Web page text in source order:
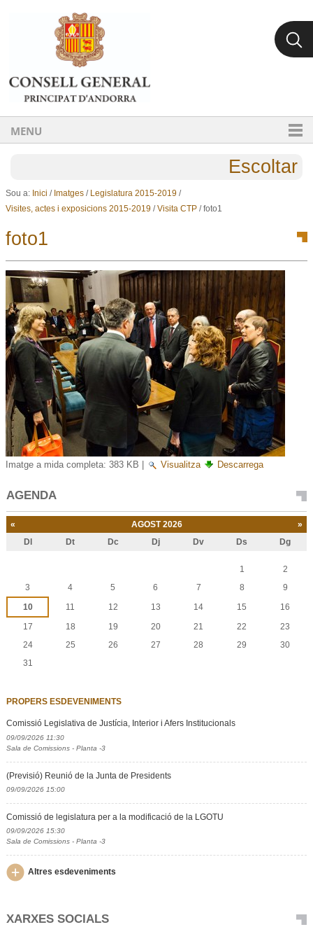
Ves al contingut.
Salta a la navegació
MENU
Escoltar
Sou a: Inici / Imatges / Legislatura 2015-2019 /
Visites, actes i exposicions 2015-2019 /Visita CTP /foto1
foto1
Imatge a mida completa: 383 KB Visualitza Descarrega
AGENDA
« AGOST 2026 »
Dl Dt Dc Dj Dv Ds Dg
1
2
3
4 5 6 7 8
9
10
11 12 13 14 15
16
17
18 19 20 21 22
23
24
25 26 27 28 29
30
31
PROPERS ESDEVENIMENTS
Comissió Legislativa de Justícia, Interior i Afers Institucionals
09/09/2026 11:30
Sala de Comissions - Planta -3
(Previsió) Reunió de la Junta de Presidents
09/09/2026 15:00
Comissió de legislatura per a la modificació de la LGOTU
09/09/2026 15:30
Sala de Comissions - Planta -3
Altres esdeveniments
XARXES SOCIALS